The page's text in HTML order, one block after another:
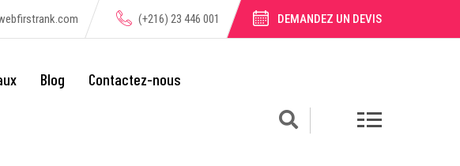
(+216) 23 446 001 DEMANDEZ UN DEVIS
Blog Contactez-nous